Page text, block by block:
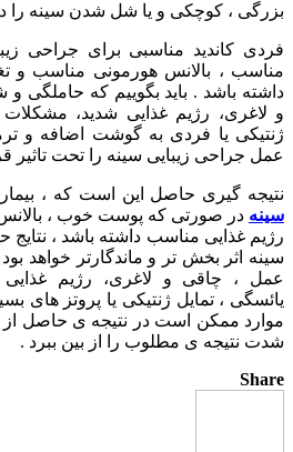
بزرگی ، کوچکی و یا شل شدن سینه را
فردی کاندید مناسبی برای جراحی
مناسب ، بالانس هورمونی مناسب و
داشته باشد . باید بگوییم که حاملگی
و لاغری، رژیم غذایی شدید، مشکلات
ژنتیکی یا فردی به گوشت اضافه و
عمل جراحی زیبایی سینه را تحت تاثیر
نتیجه گیری حاصل این است که ،
سینه در صورتی که پوست خوب ،
رژیم غذایی مناسب داشته باشد ،
سینه اثر بخش تر و ماندگارتر خواهد
عمل ، چاقی و لاغری، رژیم غذایی
یائسگی ، تمایل ژنتیکی یا پروتز های
موارد ممکن است در نتیجه ی حاصل
شدت نتیجه ی مطلوب را از بین ببرد .
Share